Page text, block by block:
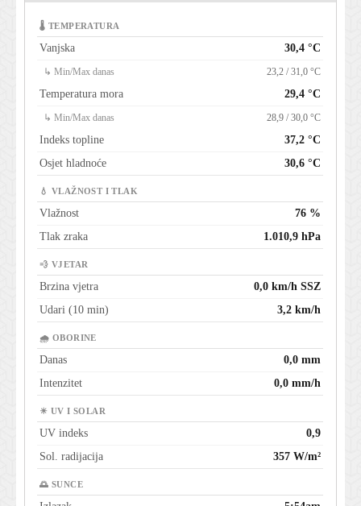
🌡 TEMPERATURA
Vanjska 30,4 °C
↳ Min/Max danas 23,2 / 31,0 °C
Temperatura mora 29,4 °C
↳ Min/Max danas 28,9 / 30,0 °C
Indeks topline
37,2 °C
Osjet hladnoće
30,6 °C
💧 VLAŽNOST I TLAK
Vlažnost
76 %
Tlak zraka
1.010,9 hPa
💨 VJETAR
Brzina vjetra
0,0 km/h SSZ
Udari (10 min)
3,2 km/h
🌧 OBORINE
Danas
0,0 mm
Intenzitet
0,0 mm/h
☀ UV I SOLAR
UV indeks
0,9
Sol. radijacija
357 W/m²
🌅 SUNCE